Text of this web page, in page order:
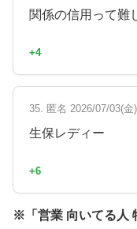
関係の信用って難
+4
35. 匿名 2026/07/03(金
生保レディー
+6
※「営業 向いてる人